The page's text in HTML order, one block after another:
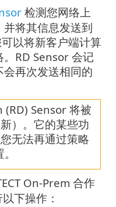
检测您网络上
将其信息发送到
可以将新客户端计算
RD Sensor 会记
再次发送相同的
(RD) Sensor 将被
）。它的某些功
无法再通过策略
On-Prem 合作
下操作：